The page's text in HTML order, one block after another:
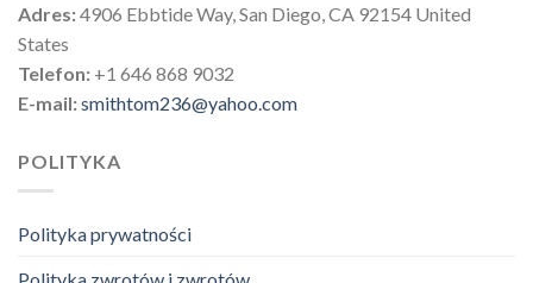
Adres:4906 Ebbtide Way, San Diego, CA 92154 United
States
Telefon: +1 646 868 9032
E-mail:smithtom236@yahoo.com
POLITYKA
Polityka prywatności